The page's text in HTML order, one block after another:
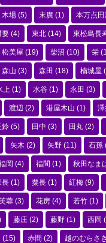
木場 (5) 末廣 (1) 本万点田
要 (4) 東北 (14) 東松島長
松美屋 (19) 柴沼 (10) 栄
森山 (3) 森田 (18) 楠城屋
上 (1) 水谷 (1) 永田 (3)
渡辺 (2) 港屋木山 (1)
鈴 (5) 田中 (3) 田丸 (2)
矢木 (2) 矢野 (11) 石孫
岡 (4) 福間 (1) 秋田なま
長 (1) 粟長 (1) 紅梅 (9)
蓉 (3) 花房 (4) 若竹 (1)
藤庄 (2) 藤野 (1) 西岡
(15) 赤間 (2) 越のむらさき